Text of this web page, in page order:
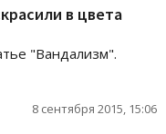
в цвета
"Вандализм".
8 сентября 2015, 15:06